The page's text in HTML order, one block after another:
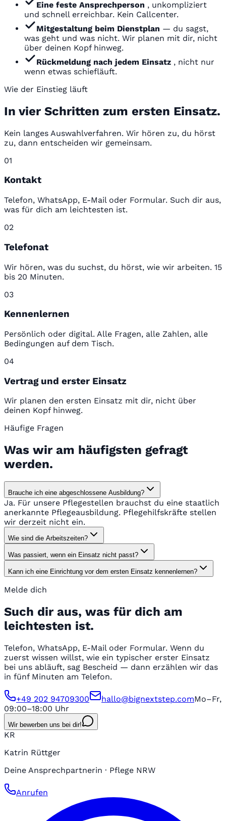
Eine feste Ansprechperson , unkompliziert
und schnell erreichbar. Kein Callcenter.
Mitgestaltung beim Dienstplan — du sagst,
was geht und was nicht. Wir planen mit dir, nicht
über deinen Kopf hinweg.
Rückmeldung nach jedem Einsatz , nicht nur
wenn etwas schiefläuft.
Wie der Einstieg läuft
In vier Schritten zum ersten Einsatz.
Kein langes Auswahlverfahren. Wir hören zu, du hörst
zu, dann entscheiden wir gemeinsam.
01
Kontakt
Telefon, WhatsApp, E-Mail oder Formular. Such dir aus,
was für dich am leichtesten ist.
02
Telefonat
Wir hören, was du suchst, du hörst, wie wir arbeiten. 15
bis 20 Minuten.
03
Kennenlernen
Persönlich oder digital. Alle Fragen, alle Zahlen, alle
Bedingungen auf dem Tisch.
04
Vertrag und erster Einsatz
Wir planen den ersten Einsatz mit dir, nicht über
deinen Kopf hinweg.
Häufige Fragen
Was wir am häufigsten gefragt
werden.
Brauche ich eine abgeschlossene Ausbildung?
Ja. Für unsere Pflegestellen brauchst du eine staatlich
anerkannte Pflegeausbildung. Pflegehilfskräfte stellen
wir derzeit nicht ein.
Wie sind die Arbeitszeiten?
Was passiert, wenn ein Einsatz nicht passt?
Kann ich eine Einrichtung vor dem ersten Einsatz kennenlernen?
Melde dich
Such dir aus, was für dich am
leichtesten ist.
Telefon, WhatsApp, E-Mail oder Formular. Wenn du
zuerst wissen willst, wie ein typischer erster Einsatz
bei uns abläuft, sag Bescheid — dann erzählen wir das
in fünf Minuten am Telefon.
+49 202 94709300 hallo@bignextstep.comMo–Fr,
09:00–18:00 Uhr
Wir bewerben uns bei dir!
KR
Katrin Rüttger
Deine Ansprechpartnerin · Pflege NRW
Anrufen